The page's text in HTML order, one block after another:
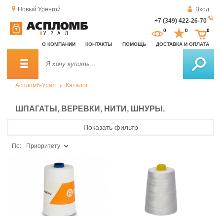
Новый Уренгой
Вход
+7 (349) 422-26-70
О КОМПАНИИ КОНТАКТЫ ПОМОЩЬ ДОСТАВКА И ОПЛАТА
0 0 0
Аспломб-Урал Каталог
ШПАГАТЫ, ВЕРЕВКИ, НИТИ, ШНУРЫ.
Показать фильтр
По: Приоритету